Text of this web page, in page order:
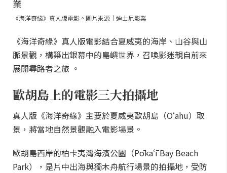
《海洋奇緣》真人版電影。圖片來源｜迪士尼影業
《海洋奇緣》真人版電影結合夏威夷的海岸、山谷與山
脈景觀，構築出銀幕中的島嶼世界，召喚影迷親自前來
展開尋路者之旅 。
歐胡島上的電影三大拍攝地
真人版《海洋奇緣》主要於夏威夷歐胡島（Oʻahu）取
景，將當地自然景觀融入電影場景。
歐胡島西岸的柏卡夷灣海濱公園（Pōkaʻī Bay Beach
Park），是片中出海與獨木舟航行場景的拍攝地，受防